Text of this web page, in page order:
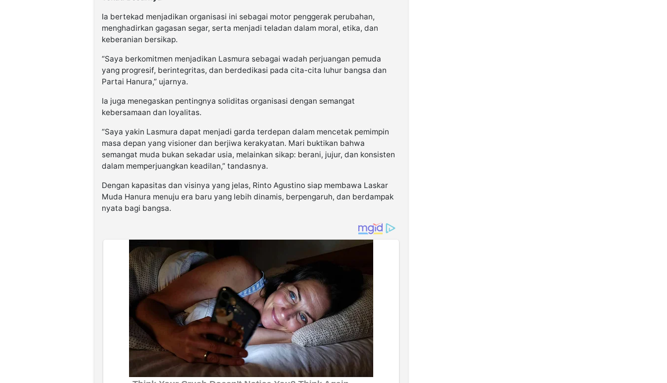
Ia bertekad menjadikan organisasi ini sebagai motor penggerak perubahan,
menghadirkan gagasan segar, serta menjadi teladan dalam moral, etika, dan
keberanian bersikap.
“Saya berkomitmen menjadikan Lasmura sebagai wadah perjuangan pemuda
yang progresif, berintegritas, dan berdedikasi pada cita-cita luhur bangsa dan
Partai Hanura,” ujarnya.
Ia juga menegaskan pentingnya soliditas organisasi dengan semangat
kebersamaan dan loyalitas.
“Saya yakin Lasmura dapat menjadi garda terdepan dalam mencetak pemimpin
masa depan yang visioner dan berjiwa kerakyatan. Mari buktikan bahwa
semangat muda bukan sekadar usia, melainkan sikap: berani, jujur, dan konsisten
dalam memperjuangkan keadilan,” tandasnya.
Dengan kapasitas dan visinya yang jelas, Rinto Agustino siap membawa Laskar
Muda Hanura menuju era baru yang lebih dinamis, berpengaruh, dan berdampak
nyata bagi bangsa.